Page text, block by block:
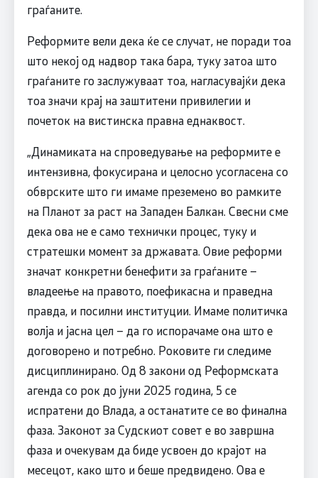
граѓаните.
Реформите вели дека ќе се случат, не поради тоа
што некој од надвор така бара, туку затоа што
граѓаните го заслужуваат тоа, нагласувајќи дека
тоа значи крај на заштитени привилегии и
почеток на вистинска правна еднаквост.
„Динамиката на спроведување на реформите е
интензивна, фокусирана и целосно усогласена со
обврските што ги имаме преземено во рамките
на Планот за раст на Западен Балкан. Свесни сме
дека ова не е само технички процес, туку и
стратешки момент за државата. Овие реформи
значат конкретни бенефити за граѓаните –
владеење на правото, поефикасна и праведна
правда, и посилни институции. Имаме политичка
волја и јасна цел – да го испорачаме она што е
договорено и потребно. Роковите ги следиме
дисциплинирано. Од 8 закони од Реформската
агенда со рок до јуни 2025 година, 5 се
испратени до Влада, а останатите се во финална
фаза. Законот за Судскиот совет е во завршна
фаза и очекувам да биде усвоен до крајот на
месецот, како што и беше предвидено. Ова е